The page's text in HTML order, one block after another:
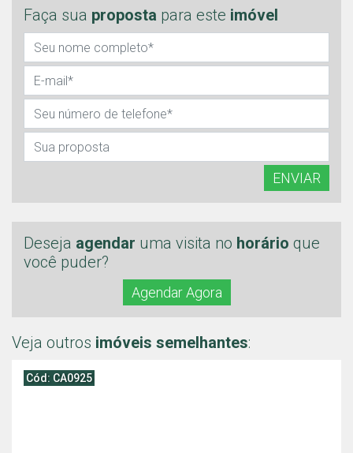
Faça sua proposta para este imóvel
ENVIAR
Deseja agendar uma visita no horário que
você puder?
Agendar Agora
Veja outros imóveis semelhantes:
Cód: CA0925